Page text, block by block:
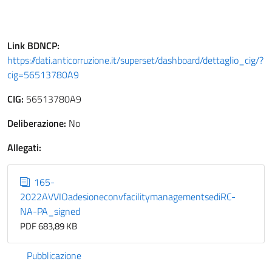
Link BDNCP:
https://dati.anticorruzione.it/superset/dashboard/dettaglio_cig/?
cig=56513780A9
CIG: 56513780A9
Deliberazione: No
Allegati:
165-
2022AVVIOadesioneconvfacilitymanagementsediRC-
NA-PA_signed
PDF 683,89 KB
Pubblicazione